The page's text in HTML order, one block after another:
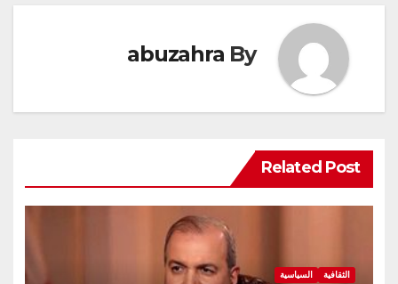
By
abuzahra
Related Post
الثقافية السياسية